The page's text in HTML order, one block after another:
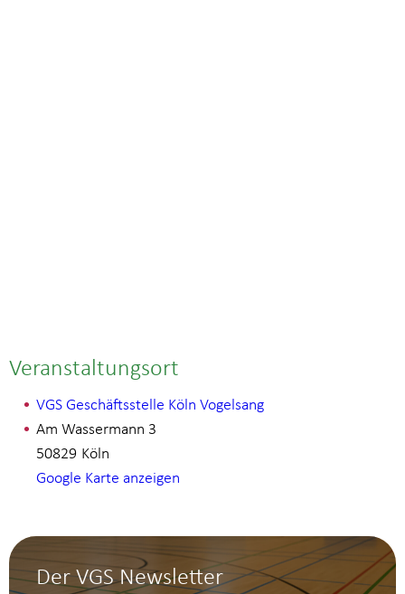
Veranstaltungsort
VGS Geschäftsstelle Köln Vogelsang
Am Wassermann 3
Köln
50829
Google Karte anzeigen
Der VGS Newsletter